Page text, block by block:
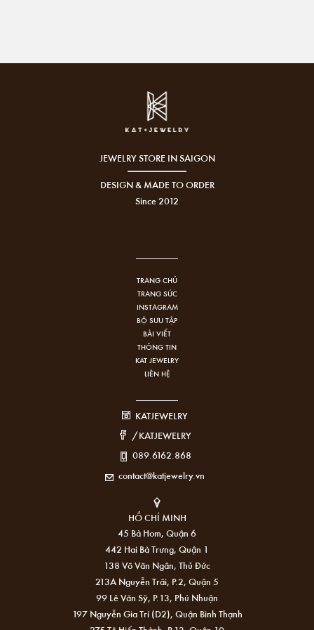
JEWELRY STORE IN SAIGON
DESIGN & MADE TO ORDER
Since 2012
TRANG CHỦ
TRANG SỨC
INSTAGRAM
BỘ SƯU TẬP
BÀI VIẾT
THÔNG TIN
KAT JEWELRY
LIÊN HỆ
KATJEWELRY
/KATJEWELRY
089.6162.868
contact@katjewelry.vn
HỒ CHÍ MINH
45 Bà Hom, Quận 6
442 Hai Bà Trưng, Quận 1
138 Võ Văn Ngân, Thủ Đức
213A Nguyễn Trãi, P.2, Quận 5
99 Lê Văn Sỹ, P.13, Phú Nhuận
197 Nguyễn Gia Trí (D2), Quận Bình Thạnh